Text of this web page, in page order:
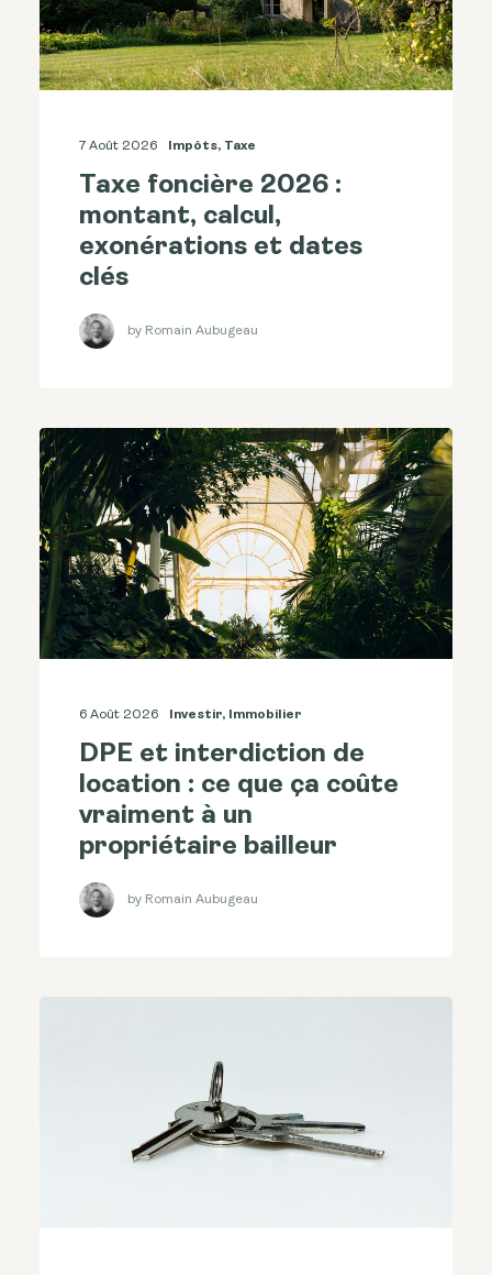
7 Août 2026 Impôts, Taxe
Taxe foncière 2026 :
montant, calcul,
exonérations et dates
clés
by Romain Aubugeau
6 Août 2026 Investir, Immobilier
DPE et interdiction de
location : ce que ça coûte
vraiment à un
propriétaire bailleur
by Romain Aubugeau